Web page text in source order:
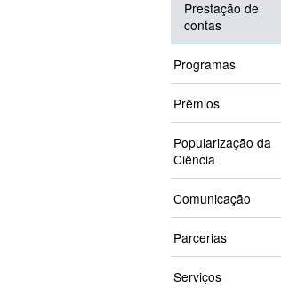
Prestação de
contas
Programas
Prêmios
Popularização da
Ciência
Comunicação
Parcerias
Serviços